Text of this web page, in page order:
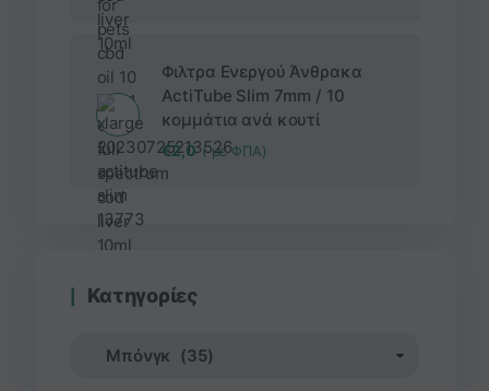
Φιλτρα Ενεργού Άνθρακα
ActiTube Slim 7mm / 10
κομμάτια ανά κουτί
€2,0 ( με ΦΠΑ)
Κατηγορίες